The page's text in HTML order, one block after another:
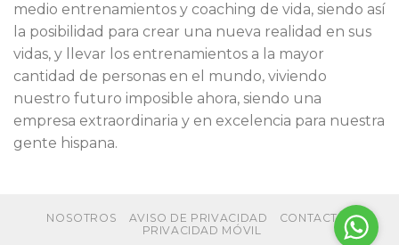
medio entrenamientos y coaching de vida, siendo así
la posibilidad para crear una nueva realidad en sus
vidas, y llevar los entrenamientos a la mayor
cantidad de personas en el mundo, viviendo
nuestro futuro imposible ahora, siendo una
empresa extraordinaria y en excelencia para nuestra
gente hispana.
NOSOTROS AVISO DE PRIVACIDAD
CONTACTO
PRIVACIDAD MÓVIL